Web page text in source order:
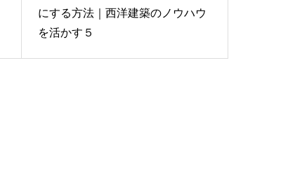
にする方法｜西洋建築のノウハウ
を活かす５